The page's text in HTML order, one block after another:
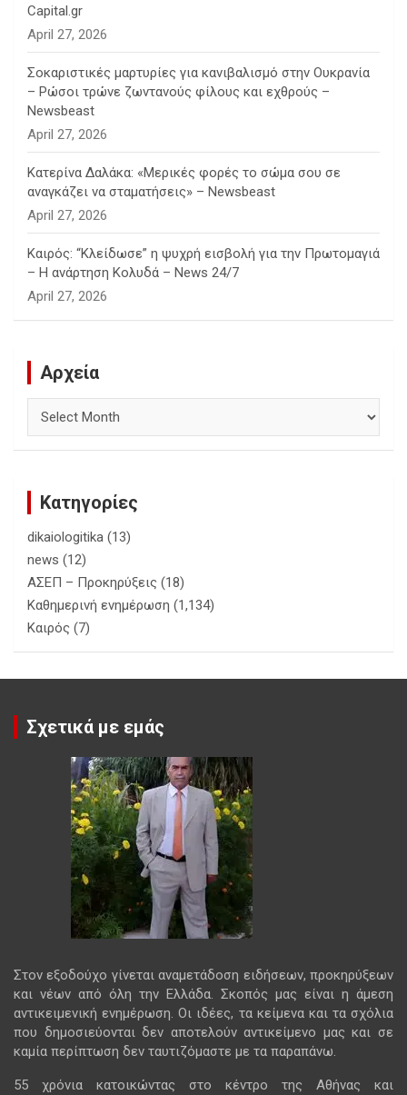
Capital.gr
April 27, 2026
Σοκαριστικές μαρτυρίες για κανιβαλισμό στην Ουκρανία
– Ρώσοι τρώνε ζωντανούς φίλους και εχθρούς –
Newsbeast
April 27, 2026
Κατερίνα Δαλάκα: «Μερικές φορές το σώμα σου σε
αναγκάζει να σταματήσεις» – Newsbeast
April 27, 2026
Καιρός: “Κλείδωσε” η ψυχρή εισβολή για την Πρωτομαγιά
– Η ανάρτηση Κολυδά – News 24/7
April 27, 2026
Αρχεία
Κατηγορίες
dikaiologitika (13)
news (12)
ΑΣΕΠ – Προκηρύξεις (18)
Καθημερινή ενημέρωση (1,134)
Καιρός (7)
Σχετικά με εμάς
Στον εξοδούχο γίνεται αναμετάδοση ειδήσεων, προκηρύξεων
και νέων από όλη την Ελλάδα. Σκοπός μας είναι η άμεση
αντικειμενική ενημέρωση. Οι ιδέες, τα κείμενα και τα σχόλια
που δημοσιεύονται δεν αποτελούν αντικείμενο μας και σε
καμία περίπτωση δεν ταυτιζόμαστε με τα παραπάνω.
55 χρόνια κατοικώντας στο κέντρο της Αθήνας και